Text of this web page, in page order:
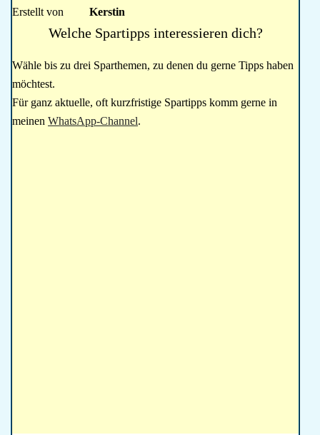
Erstellt von Kerstin
Welche Spartipps interessieren dich?
Wähle bis zu drei Sparthemen, zu denen du gerne Tipps haben
möchtest.
Für ganz aktuelle, oft kurzfristige Spartipps komm gerne in
meinen WhatsApp-Channel.